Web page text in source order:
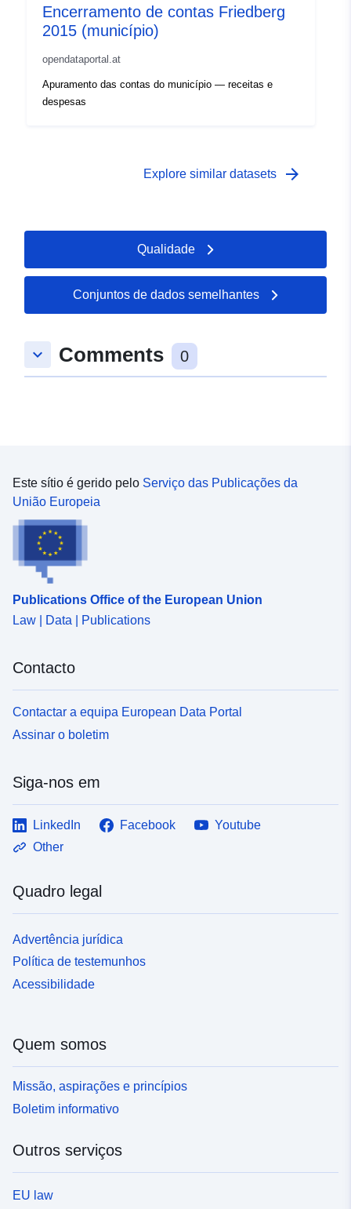
Encerramento de contas Friedberg
2015 (município)
opendataportal.at
Apuramento das contas do município — receitas e
despesas
Explore similar datasets arrow_forward
Qualidade
Conjuntos de dados semelhantes
keyboard_arrow_down Comments 0
Este sítio é gerido pelo Serviço das Publicações da
União Europeia
Publications Office of the European Union
Law | Data | Publications
Contacto
Contactar a equipa European Data Portal
Assinar o boletim
Siga-nos em
LinkedIn Facebook
Youtube
Other
Quadro legal
Advertência jurídica
Política de testemunhos
Acessibilidade
Quem somos
Missão, aspirações e princípios
Boletim informativo
Outros serviços
EU law